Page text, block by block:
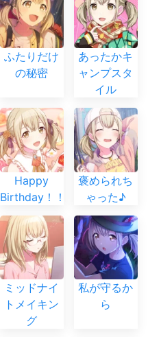
ふたりだけ
の秘密
あったかキ
ャンプスタ
イル
Happy
Birthday！！
褒められち
ゃった♪
ミッドナイ
トメイキン
グ
私が守るか
ら